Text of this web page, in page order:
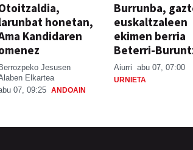
honetan,
Kandidaren
Berrozpeko Jesusen
Elkartea
07, 09:25 ANDOAIN
Burrunba,
euskaltzaleen
ekimen berria
Beterri-
Aiurri abu 07, 07:00
URNIETA